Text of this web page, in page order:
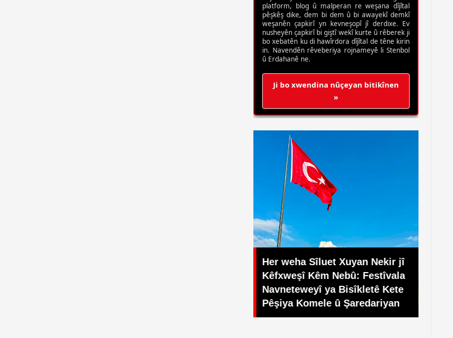
platform, blog û malperan re weşana dîjîtal
pêşkêş dike, dem bi dem û bi awayekî demkî
weşanên çapkirî yn kevneşopî jî derdixe. Ev
nusheyên çapkirî bi giştî wekî kurte û rêberek ji
bo xebatên ku di hawîrdora dîjîtal de têne kirin
in. Navendên rêveberiya rojnameyê li Stenbol
û Erdahanê ne.
Ji bo xwendina nûçeyan bitikînen
»
Her weha Sîluet Xuyan Nekir jî
Kêfxweşî Kêm Nebû: Festîvala
Navneteweyî ya Bisîkletê Kete
Pêşiya Komele û Şaredariyan